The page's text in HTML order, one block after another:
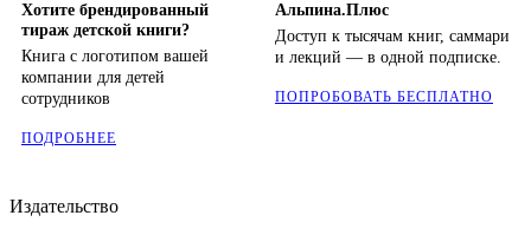
Хотите брендированный
тираж детской книги?
Книга с логотипом вашей
компании для детей
сотрудников
ПОДРОБНЕЕ
Альпина.Плюс
Доступ к тысячам книг, саммари
и лекций — в одной подписке.
ПОПРОБОВАТЬ БЕСПЛАТНО
Издательство